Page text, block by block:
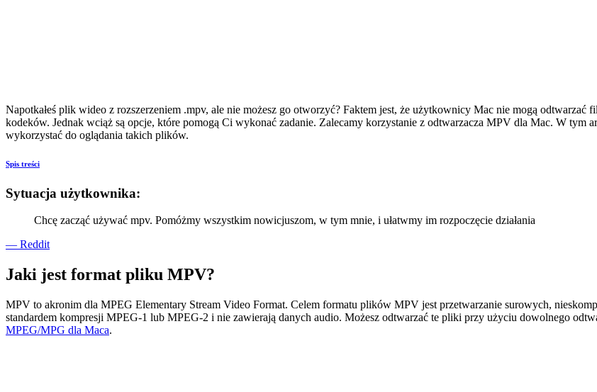
Napotkałeś plik wideo z rozszerzeniem .mpv, ale nie możesz go otworzyć? Faktem jest, że użytkownicy Mac nie mogą
kodeków. Jednak wciąż są opcje, które pomogą Ci wykonać zadanie. Zalecamy korzystanie z odtwarzacza MPV dla Mac. W tym
wykorzystać do oglądania takich plików.
Spis treści
Sytuacja użytkownika:
Chcę zacząć używać mpv. Pomóżmy wszystkim nowicjuszom, w tym mnie, i ułatwmy im rozpoczęcie działania
— Reddit
Jaki jest format pliku MPV?
MPV to akronim dla MPEG Elementary Stream Video Format. Celem formatu plików MPV jest przetwarzanie surowych,
standardem kompresji MPEG-1 lub MPEG-2 i nie zawierają danych audio. Możesz odtwarzać te pliki przy użyciu dowolnego
MPEG/MPG dla Maca.